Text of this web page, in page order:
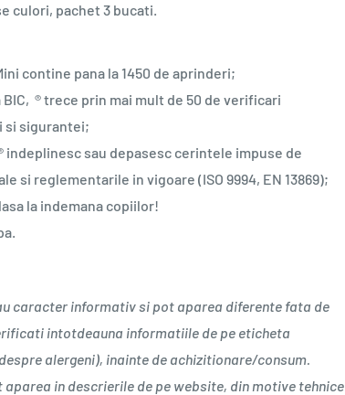
culori, pachet 3 bucati.
contine pana la 1450 de aprinderi;
trece prin mai mult de 50 de verificari
si sigurantei;
indeplinesc sau depasesc cerintele impuse de
si reglementarile in vigoare (ISO 9994, EN 13869);
la indemana copiilor!
caracter informativ si pot aparea diferente fata de
intotdeauna informatiile de pe eticheta
alergeni), inainte de achizitionare/consum.
in descrierile de pe website, din motive tehnice